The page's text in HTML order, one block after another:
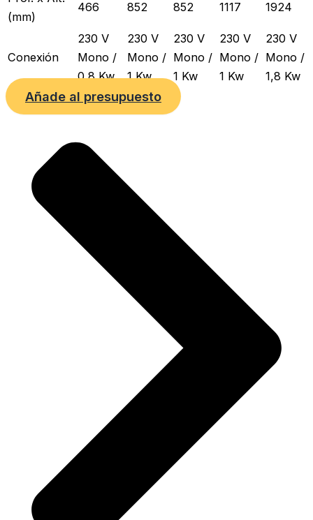
(mm)
466
852
852
1117
1924
Conexión
230 V
Mono /
0,8 Kw
230 V
Mono /
1 Kw
230 V
Mono /
1 Kw
230 V
Mono /
1 Kw
230 V
Mono /
1,8 Kw
Añade al presupuesto